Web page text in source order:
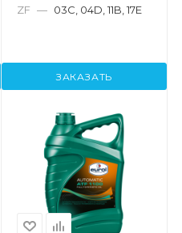
ZF — 03C, 04D, 11B, 17E
ЗАКАЗАТЬ